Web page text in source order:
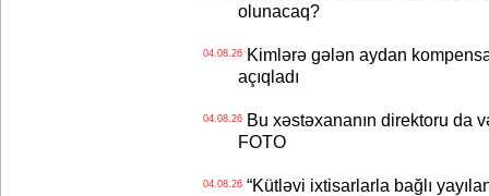
olunacaq?
04.08.26Kimlərə gələn aydan
açıqladı
04.08.26Bu xəstəxananın direktoru da
FOTO
04.08.26“Kütləvi ixtisarlarla bağlı